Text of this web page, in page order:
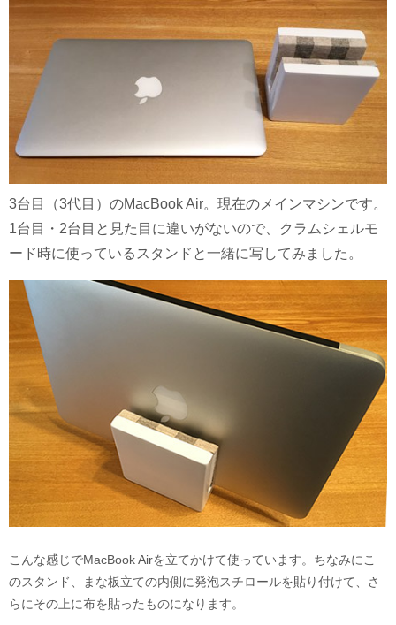
3台目（3代目）のMacBook Air。現在のメインマシンです。
1台目・2台目と見た目に違いがないので、クラムシェルモ
ード時に使っているスタンドと一緒に写してみました。
こんな感じでMacBook Airを立てかけて使っています。ちなみにこ
のスタンド、まな板立ての内側に発泡スチロールを貼り付けて、さ
らにその上に布を貼ったものになります。